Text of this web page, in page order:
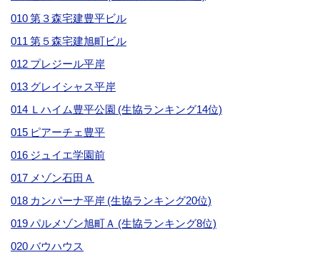
010 第３森宅建豊平ビル
011 第５森宅建旭町ビル
012 プレジール平岸
013 グレイシャス平岸
014 Ｌハイム豊平公園 (生協ランキング14位)
015 ピアーチェ豊平
016 ジュイエ学園前
017 メゾン石田Ａ
018 カンパーナ平岸 (生協ランキング20位)
019 パルメゾン旭町Ａ (生協ランキング8位)
020 バウハウス